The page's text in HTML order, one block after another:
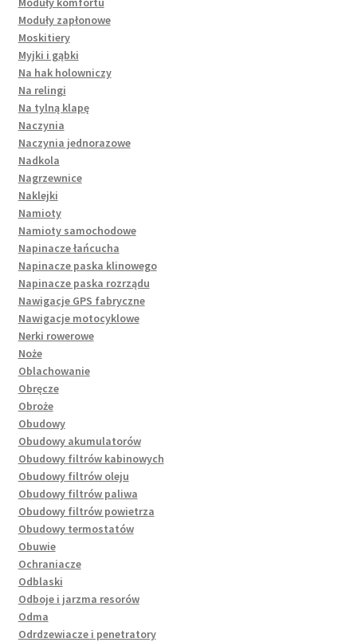
Moduły zapłonowe
Moskitiery
Myjki i gąbki
Na hak holowniczy
Na relingi
Na tylną klapę
Naczynia
Naczynia jednorazowe
Nadkola
Nagrzewnice
Naklejki
Namioty
Namioty samochodowe
Napinacze łańcucha
Napinacze paska klinowego
Napinacze paska rozrządu
Nawigacje GPS fabryczne
Nawigacje motocyklowe
Nerki rowerowe
Noże
Oblachowanie
Obręcze
Obroże
Obudowy
Obudowy akumulatorów
Obudowy filtrów kabinowych
Obudowy filtrów oleju
Obudowy filtrów paliwa
Obudowy filtrów powietrza
Obudowy termostatów
Obuwie
Ochraniacze
Odblaski
Odboje i jarzma resorów
Odma
Odrdzewiacze i penetratory